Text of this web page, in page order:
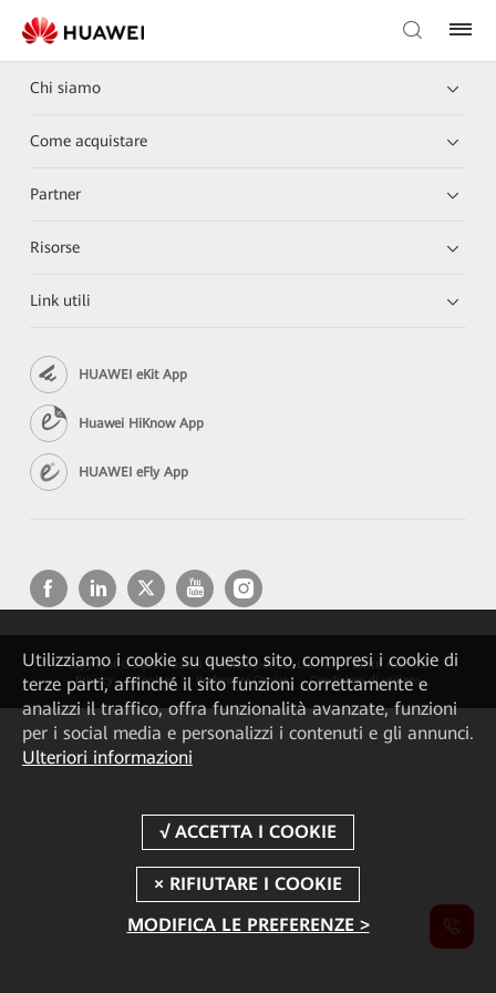
Chi siamo
Come acquistare
Partner
Risorse
Link utili
HUAWEI eKit App
Huawei HiKnow App
HUAWEI eFly App
Copyright © 2026 Huawei Technologies Co., Ltd. Tutti i diritti riservati.
Privacy
Cookies Preferenze Cookie Condizioni di utilizzo
Utilizziamo i cookie su questo sito, compresi i cookie di
terze parti, affinché il sito funzioni correttamente e
analizzi il traffico, offra funzionalità avanzate, funzioni
per i social media e personalizzi i contenuti e gli annunci.
Ulteriori informazioni
MODIFICA LE PREFERENZE >